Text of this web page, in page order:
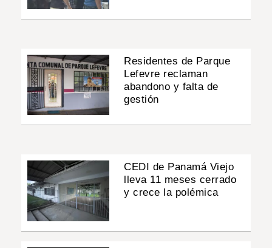
Residentes de Parque
Lefevre reclaman
abandono y falta de
gestión
CEDI de Panamá Viejo
lleva 11 meses cerrado
y crece la polémica